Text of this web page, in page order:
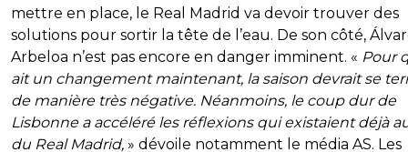
mettre en place, le Real Madrid va devoir trouver des
solutions pour sortir la tête de l’eau. De son côté,
Arbeloa n’est pas encore en danger imminent. « Pour
ait un changement maintenant, la saison devrait se
de manière très négative. Néanmoins, le coup dur de
Lisbonne a accéléré les réflexions qui existaient déjà
du Real Madrid, » dévoile notamment le média AS. Les